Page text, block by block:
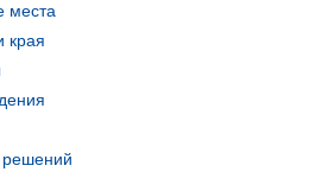
места
края
решений